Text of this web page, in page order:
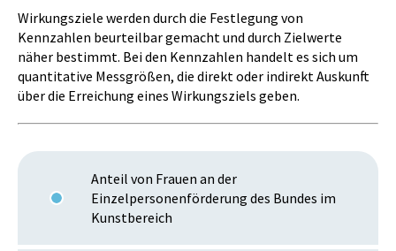
Wirkungsziele werden durch die Festlegung von
Kennzahlen beurteilbar gemacht und durch Zielwerte
näher bestimmt. Bei den Kennzahlen handelt es sich um
quantitative Messgrößen, die direkt oder indirekt Auskunft
über die Erreichung eines Wirkungsziels geben.
Anteil von Frauen an der
Einzelpersonenförderung des Bundes im
Kunstbereich